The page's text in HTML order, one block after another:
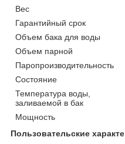
Вес
Гарантийный срок
Объем бака для воды
Объем парной
Паропроизводительность
Состояние
Температура воды,
заливаемой в бак
Мощность
Пользовательские